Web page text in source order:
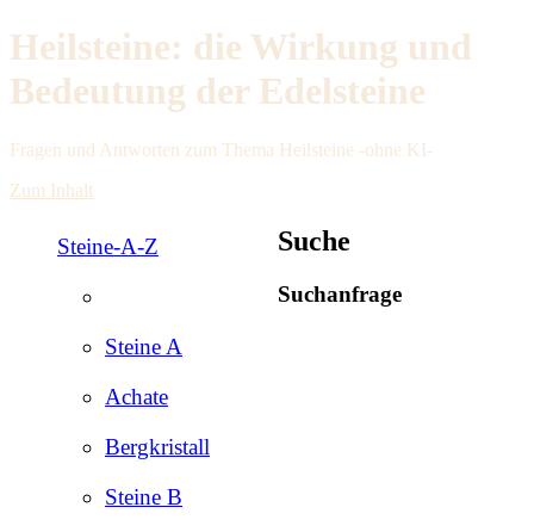
Heilsteine: die Wirkung und
Bedeutung der Edelsteine
Fragen und Antworten zum Thema Heilsteine -ohne KI-
Zum Inhalt
Steine-A-Z
Steine A
Achate
Bergkristall
Steine B
Suche
Suchanfrage